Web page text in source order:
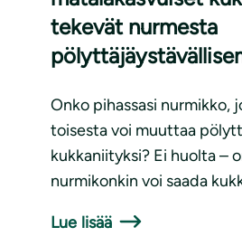
tekevät nurmesta
Onko pihassasi nurmikko,
toisesta voi muuttaa
kukkaniityksi? Ei huolta –
nurmikonkin voi saada
Lue lisää